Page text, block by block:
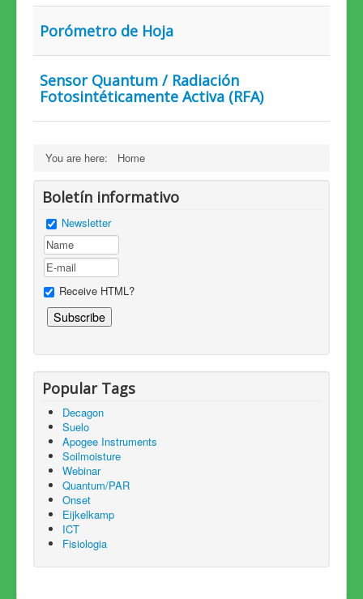
Porómetro de Hoja
Sensor Quantum / Radiación
Fotosintéticamente Activa (RFA)
You are here: Home
Boletín informativo
Newsletter
Receive HTML?
Popular Tags
Decagon
Suelo
Apogee Instruments
Soilmoisture
Webinar
Quantum/PAR
Onset
Eijkelkamp
ICT
Fisiologia